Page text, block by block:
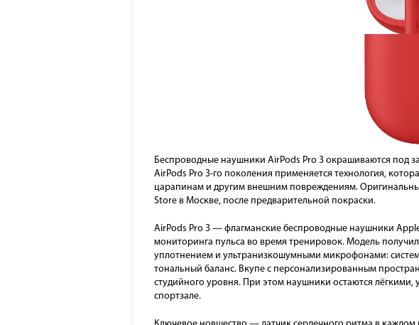
Беспроводные наушники AirPods Pro 3 окрашиваются под
AirPods Pro 3-го поколения применяется технология,
царапинам и другим внешним повреждениям.
Store в Москве, после предварительной покраски.
AirPods Pro 3 — флагманские беcпроводные наушники
мониторинга пульса во время тренировок. Модель
уплотнением и ультранизкошумными микрофонами:
тональный баланс. Вкупе с персонализированным
студийного уровня. При этом наушники остаются
спортзале.